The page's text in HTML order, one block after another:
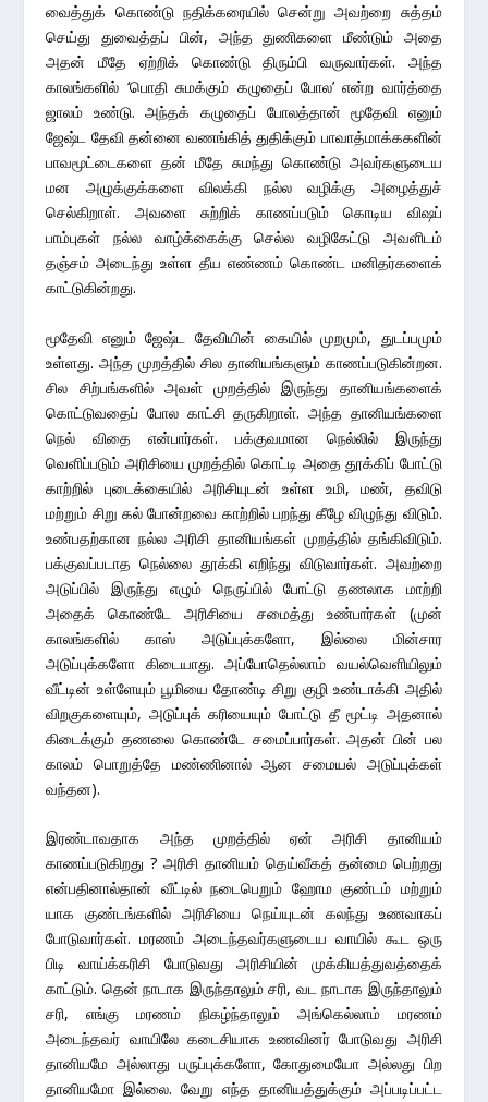
வைத்துக் கொண்டு நதிக்கரையில் சென்று அவற்றை சுத்தம்
செய்து துவைத்தப் பின், அந்த துணிகளை மீண்டும் அதை
அதன் மீதே ஏற்றிக் கொண்டு திரும்பி வருவார்கள். அந்த
காலங்களில் ‘பொதி சுமக்கும் கழுதைப் போல’ என்ற வார்த்தை
ஜாலம் உண்டு. அந்தக் கழுதைப் போலத்தான் மூதேவி எனும்
ஜேஷ்ட தேவி தன்னை வணங்கித் துதிக்கும் பாவாத்மாக்ககளின்
பாவமூட்டைகளை தன் மீதே சுமந்து கொண்டு அவர்களுடைய
மன அழுக்குக்களை விலக்கி நல்ல வழிக்கு அழைத்துச்
செல்கிறாள். அவளை சுற்றிக் காணப்படும் கொடிய விஷப்
பாம்புகள் நல்ல வாழ்க்கைக்கு செல்ல வழிகேட்டு அவளிடம்
தஞ்சம் அடைந்து உள்ள தீய எண்ணம் கொண்ட மனிதர்களைக்
காட்டுகின்றது.
மூதேவி எனும் ஜேஷ்ட தேவியின் கையில் முறமும், துடப்பமும்
உள்ளது. அந்த முறத்தில் சில தானியங்களும் காணப்படுகின்றன.
சில சிற்பங்களில் அவள் முறத்தில் இருந்து தானியங்களைக்
கொட்டுவதைப் போல காட்சி தருகிறாள். அந்த தானியங்களை
நெல் விதை என்பார்கள். பக்குவமான நெல்லில் இருந்து
வெளிப்படும் அரிசியை முறத்தில் கொட்டி அதை தூக்கிப் போட்டு
காற்றில் புடைக்கையில் அரிசியுடன் உள்ள உமி, மண், தவிடு
மற்றும் சிறு கல் போன்றவை காற்றில் பறந்து கீழே விழுந்து விடும்.
உண்பதற்கான நல்ல அரிசி தானியங்கள் முறத்தில் தங்கிவிடும்.
பக்குவப்படாத நெல்லை தூக்கி எறிந்து விடுவார்கள். அவற்றை
அடுப்பில் இருந்து எழும் நெருப்பில் போட்டு தணலாக மாற்றி
அதைக் கொண்டே அரிசியை சமைத்து உண்பார்கள் (முன்
காலங்களில் காஸ் அடுப்புக்களோ, இல்லை மின்சார
அடுப்புக்களோ கிடையாது. அப்போதெல்லாம் வயல்வெளியிலும்
வீட்டின் உள்ளேயும் பூமியை தோண்டி சிறு குழி உண்டாக்கி அதில்
விறகுகளையும், அடுப்புக் கரியையும் போட்டு தீ மூட்டி அதனால்
கிடைக்கும் தணலை கொண்டே சமைப்பார்கள். அதன் பின் பல
காலம் பொறுத்தே மண்ணினால் ஆன சமையல் அடுப்புக்கள்
வந்தன).
இரண்டாவதாக அந்த முறத்தில் ஏன் அரிசி தானியம்
காணப்படுகிறது ? அரிசி தானியம் தெய்வீகத் தன்மை பெற்றது
என்பதினால்தான் வீட்டில் நடைபெறும் ஹோம குண்டம் மற்றும்
யாக குண்டங்களில் அரிசியை நெய்யுடன் கலந்து உணவாகப்
போடுவார்கள். மரணம் அடைந்தவர்களுடைய வாயில் கூட ஒரு
பிடி வாய்க்கரிசி போடுவது அரிசியின் முக்கியத்துவத்தைக்
காட்டும். தென் நாடாக இருந்தாலும் சரி, வட நாடாக இருந்தாலும்
சரி, எங்கு மரணம் நிகழ்ந்தாலும் அங்கெல்லாம் மரணம்
அடைந்தவர் வாயிலே கடைசியாக உணவினர் போடுவது அரிசி
தானியமே அல்லாது பருப்புக்களோ, கோதுமையோ அல்லது பிற
தானியமோ இல்லை. வேறு எந்த தானியத்துக்கும் அப்படிப்பட்ட